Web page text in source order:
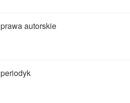
prawa autorskie
periodyk